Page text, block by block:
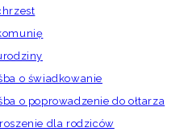
o świadkowanie
o poprowadzenie do ołtarza
dla rodziców